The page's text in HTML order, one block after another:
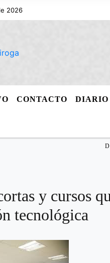
2026
CONTACTO DIARIO
y cursos
tecnológica